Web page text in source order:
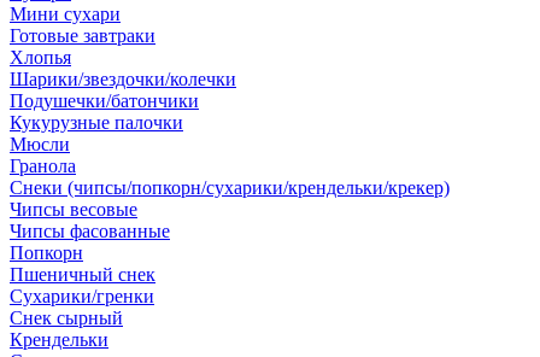
Мини сухари
Готовые завтраки
Хлопья
Шарики/звездочки/колечки
Подушечки/батончики
Кукурузные палочки
Мюсли
Гранола
Снеки (чипсы/попкорн/сухарики/крендельки/крекер)
Чипсы весовые
Чипсы фасованные
Попкорн
Пшеничный снек
Сухарики/гренки
Снек сырный
Крендельки